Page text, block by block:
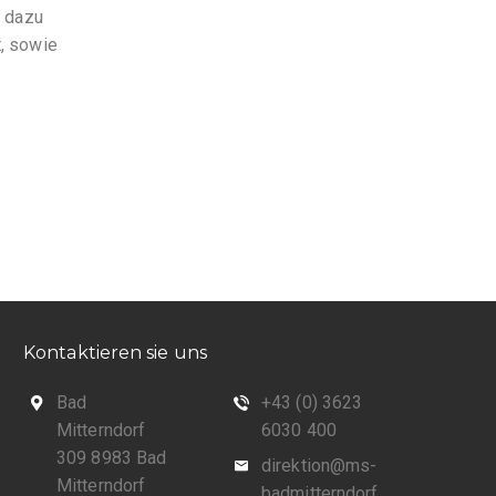
dazu
sowie
Kontaktieren sie uns
Bad
Mitterndorf
309 8983 Bad
Mitterndorf
+43 (0) 3623
6030 400
direktion@ms-